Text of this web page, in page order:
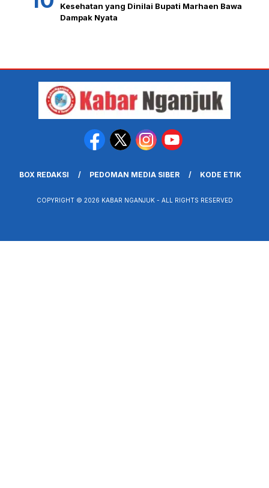
Kesehatan yang Dinilai Bupati Marhaen Bawa
Dampak Nyata
BOX REDAKSI PEDOMAN MEDIA SIBER KODE ETIK
COPYRIGHT © 2026 KABAR NGANJUK - ALL RIGHTS RESERVED